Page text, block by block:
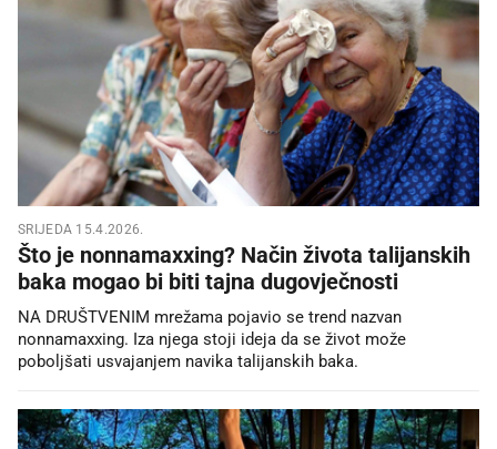
SRIJEDA 15.4.2026.
Što je nonnamaxxing? Način života talijanskih
baka mogao bi biti tajna dugovječnosti
NA DRUŠTVENIM mrežama pojavio se trend nazvan
nonnamaxxing. Iza njega stoji ideja da se život može
poboljšati usvajanjem navika talijanskih baka.